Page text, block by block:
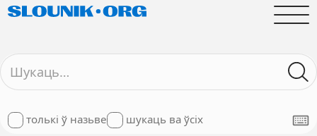
толькі ў назьве шукаць ва ўсіх